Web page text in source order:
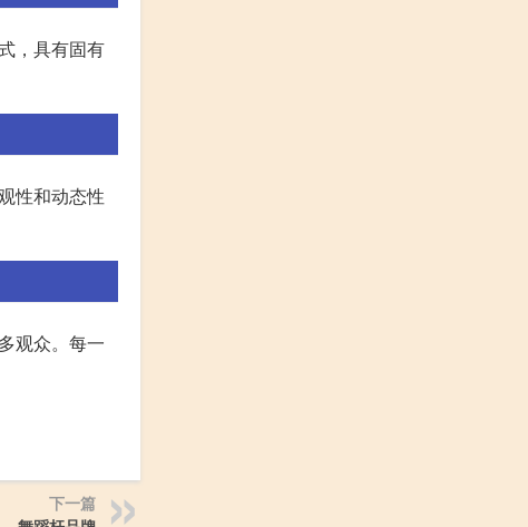
，具有固有
性和动态性
观众。每一
下一篇